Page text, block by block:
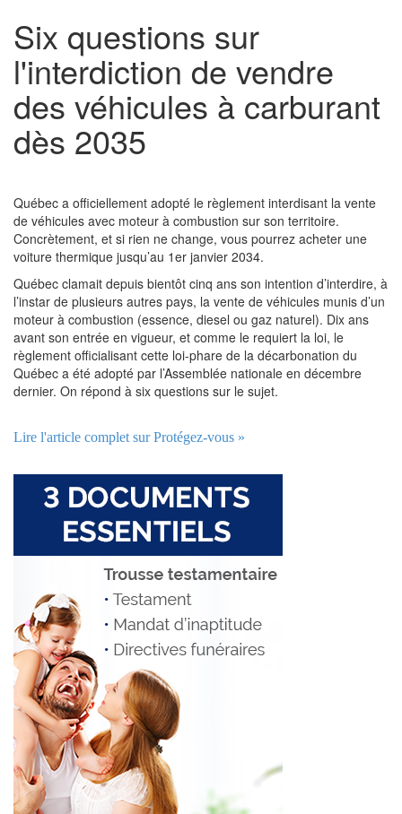
Six questions sur
l'interdiction de vendre
des véhicules à carburant
dès 2035
Québec a officiellement adopté le règlement interdisant la vente
de véhicules avec moteur à combustion sur son territoire.
Concrètement, et si rien ne change, vous pourrez acheter une
voiture thermique jusqu’au 1er janvier 2034.
Québec clamait depuis bientôt cinq ans son intention d’interdire, à
l’instar de plusieurs autres pays, la vente de véhicules munis d’un
moteur à combustion (essence, diesel ou gaz naturel). Dix ans
avant son entrée en vigueur, et comme le requiert la loi, le
règlement officialisant cette loi-phare de la décarbonation du
Québec a été adopté par l’Assemblée nationale en décembre
dernier. On répond à six questions sur le sujet.
Lire l'article complet sur Protégez-vous »